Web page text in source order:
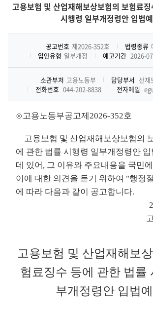
고용보험 및 산업재해보상보험의 보험료
시행령 일부개정령안 입법
공고번호 제2026-352호 법령종류
입안유형 일부개정 예고기간 2026-
소관부처 고용노동부 담당부서 산재
전화번호 044-202-8838 전자메일
⊙고용노동부공고제2026-352호
고용보험 및 산업재해보상보험의
에 관한 법률 시행령 일부개정령안
데 있어, 그 이유와 주요내용을 국민
이에 대한 의견을 듣기 위하여 "행정
에 따라 다음과 같이 공고합니다.
고용보험 및 산업재해보
험료징수 등에 관한 법률
부개정령안 입법